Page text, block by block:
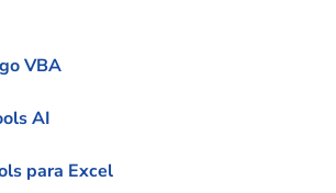
VBA
AI
para Excel